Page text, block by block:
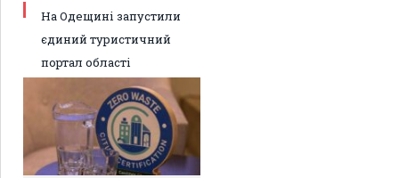
На Одещині запустили
єдиний туристичний
портал області